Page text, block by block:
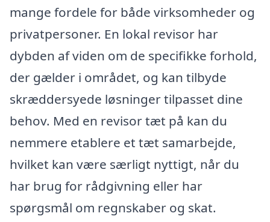
mange fordele for både virksomheder og
privatpersoner. En lokal revisor har
dybden af viden om de specifikke forhold,
der gælder i området, og kan tilbyde
skræddersyede løsninger tilpasset dine
behov. Med en revisor tæt på kan du
nemmere etablere et tæt samarbejde,
hvilket kan være særligt nyttigt, når du
har brug for rådgivning eller har
spørgsmål om regnskaber og skat.